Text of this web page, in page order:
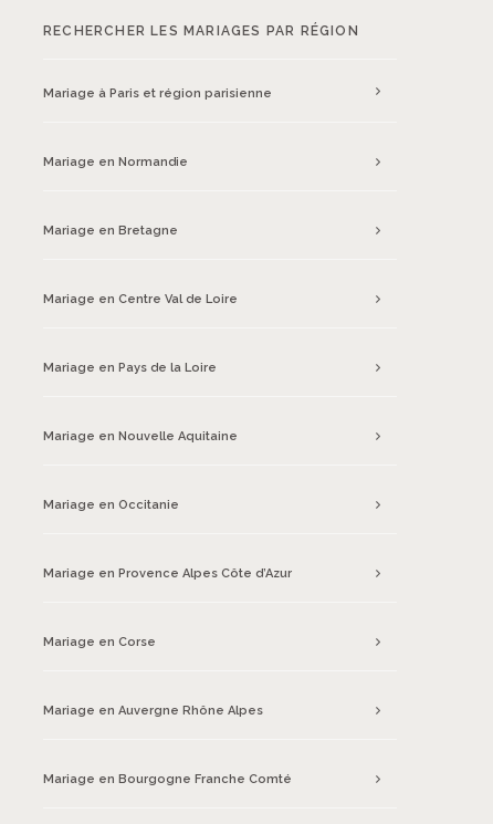
RECHERCHER LES MARIAGES PAR RÉGION
Mariage à Paris et région parisienne
Mariage en Normandie
Mariage en Bretagne
Mariage en Centre Val de Loire
Mariage en Pays de la Loire
Mariage en Nouvelle Aquitaine
Mariage en Occitanie
Mariage en Provence Alpes Côte d’Azur
Mariage en Corse
Mariage en Auvergne Rhône Alpes
Mariage en Bourgogne Franche Comté